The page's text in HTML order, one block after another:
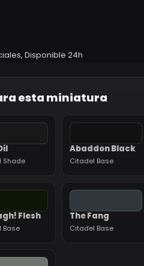
, Disponible 24h
esta miniatura
Shade
Abaddon Black
Citadel Base
Flesh
Base
The Fang
Citadel Base